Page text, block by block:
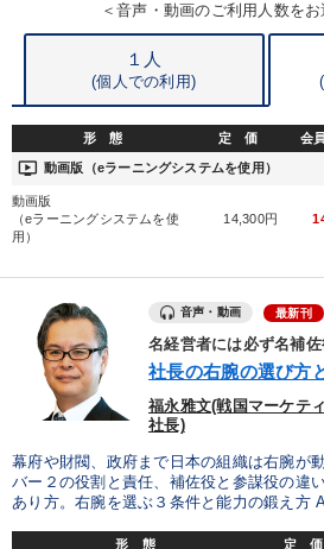
＜音声・動画のご利用人数を
１人
(個人での利用) (
形 態 定 価 会
ondemand_video 動画版（eラーニングシステムを使用）
動画版
（eラーニングシステムを使
用）
14,300円
音声・動画 最新刊
名経営者には必ず名補佐
社長の右腕の選び方
福永雅文(戦国マーケテ
社長)
幕府や財閥、政府まで日本の組織は右腕が
バー２の役割と責任、補佐役と参謀役の違
あり方。右腕を選ぶ３条件と能力の鍛え方
形 態 定 価